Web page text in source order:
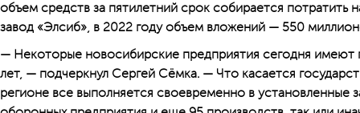
объем средств за пятилетний срок собирается потратить
завод «Элсиб», в 2022 году объем вложений — 550
— Некоторые новосибирские предприятия сегодня имеют
лет, — подчеркнул Сергей Сёмка. — Что касается
регионе все выполняется своевременно в установленные